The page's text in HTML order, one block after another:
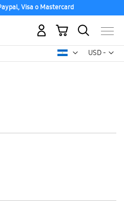
Visa o Mastercard
USD -
dólar
Mi carrito